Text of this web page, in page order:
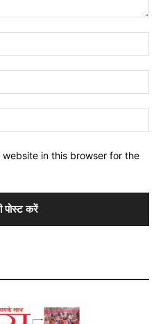
in this browser for the